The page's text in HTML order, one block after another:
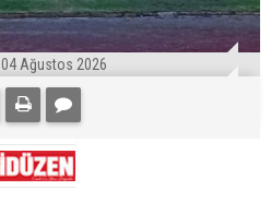
04 Ağustos 2026